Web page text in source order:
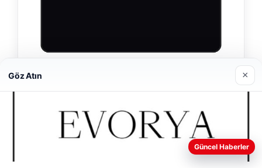
Prenses Night Club
29/04/2026
Web sitemizi nasıl kullandığınızı daha iyi anlayabilmek,
deneyiminizi kişiselleştirmek ve geliştirmek amacıyla çerezler
Göz Atın ×
Güncel Haberler